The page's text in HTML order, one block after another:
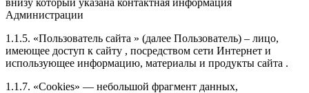
внизу который указана контактная информация
Администрации
1.1.5. «Пользователь сайта » (далее Пользователь) – лицо,
имеющее доступ к сайту , посредством сети Интернет и
использующее информацию, материалы и продукты сайта .
1.1.7. «Cookies» — небольшой фрагмент данных,